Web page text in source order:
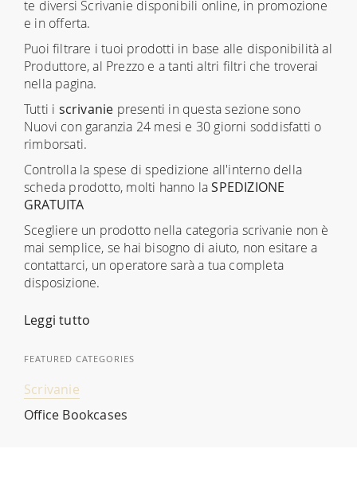
te diversi Scrivanie disponibili online, in promozione
e in offerta.
Puoi filtrare i tuoi prodotti in base alle disponibilità al
Produttore, al Prezzo e a tanti altri filtri che troverai
nella pagina.
Tutti i scrivanie presenti in questa sezione sono
Nuovi con garanzia 24 mesi e 30 giorni soddisfatti o
rimborsati.
Controlla la spese di spedizione all'interno della
scheda prodotto, molti hanno laSPEDIZIONE
GRATUITA
Scegliere un prodotto nella categoria scrivanie non è
mai semplice, se hai bisogno di aiuto, non esitare a
contattarci, un operatore sarà a tua completa
disposizione.
Leggi tutto
FEATURED CATEGORIES
Scrivanie
Office Bookcases